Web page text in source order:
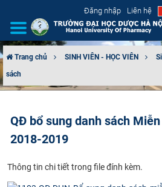
Đăng nhập Liên hệ
GIỚI THIỆU
TUYỂN SINH
ĐÀO TẠO
Trang chủ SINH VIÊN - HỌC VIÊN
sách
QĐ bổ sung danh sách Miễn
2018-2019
Thông tin chi tiết trong file đính kèm.